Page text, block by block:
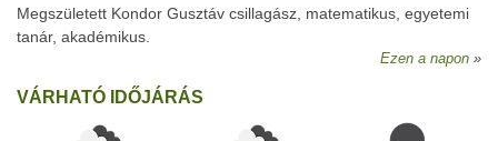
Megszületett Kondor Gusztáv csillagász, matematikus, egyetemi
tanár, akadémikus.
Ezen a napon
VÁRHATÓ IDŐJÁRÁS